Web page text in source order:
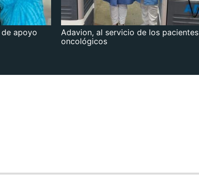
apoyo
Adavion, al servicio de los pacientes
oncológicos